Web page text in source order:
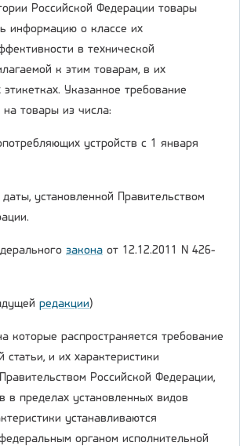
Российской Федерации товары
информацию о классе их
в технической
к этим товарам, в их
Указанное требование
на товары из числа:
устройств с 1 января
установленной Правительством
закона от 12.12.2011 N 426-
редакции)
которые распространяется требование
статьи, и их характеристики
Российской Федерации,
в пределах установленных видов
устанавливаются
органом исполнительной